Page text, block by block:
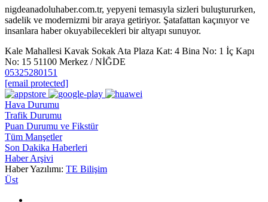
nigdeanadoluhaber.com.tr, yepyeni temasıyla sizleri buluştururken,
sadelik ve modernizmi bir araya getiriyor. Şatafattan kaçınıyor ve
insanlara haber okuyabilecekleri bir altyapı sunuyor.
Kale Mahallesi Kavak Sokak Ata Plaza Kat: 4 Bina No: 1 İç Kapı
No: 15 51100 Merkez / NİĞDE
05325280151
[email protected]
Hava Durumu
Trafik Durumu
Puan Durumu ve Fikstür
Tüm Manşetler
Son Dakika Haberleri
Haber Arşivi
Haber Yazılımı: TE Bilişim
Üst